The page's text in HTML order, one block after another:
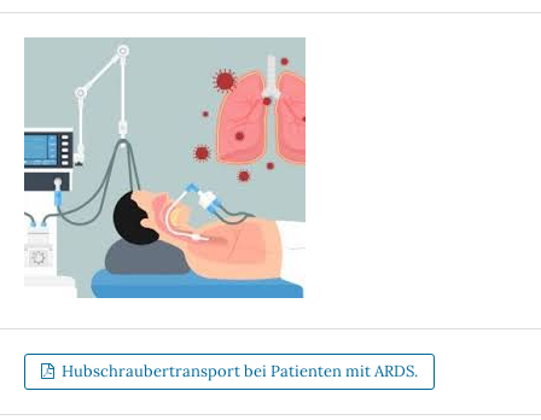
Hubschraubertransport bei Patienten mit ARDS.